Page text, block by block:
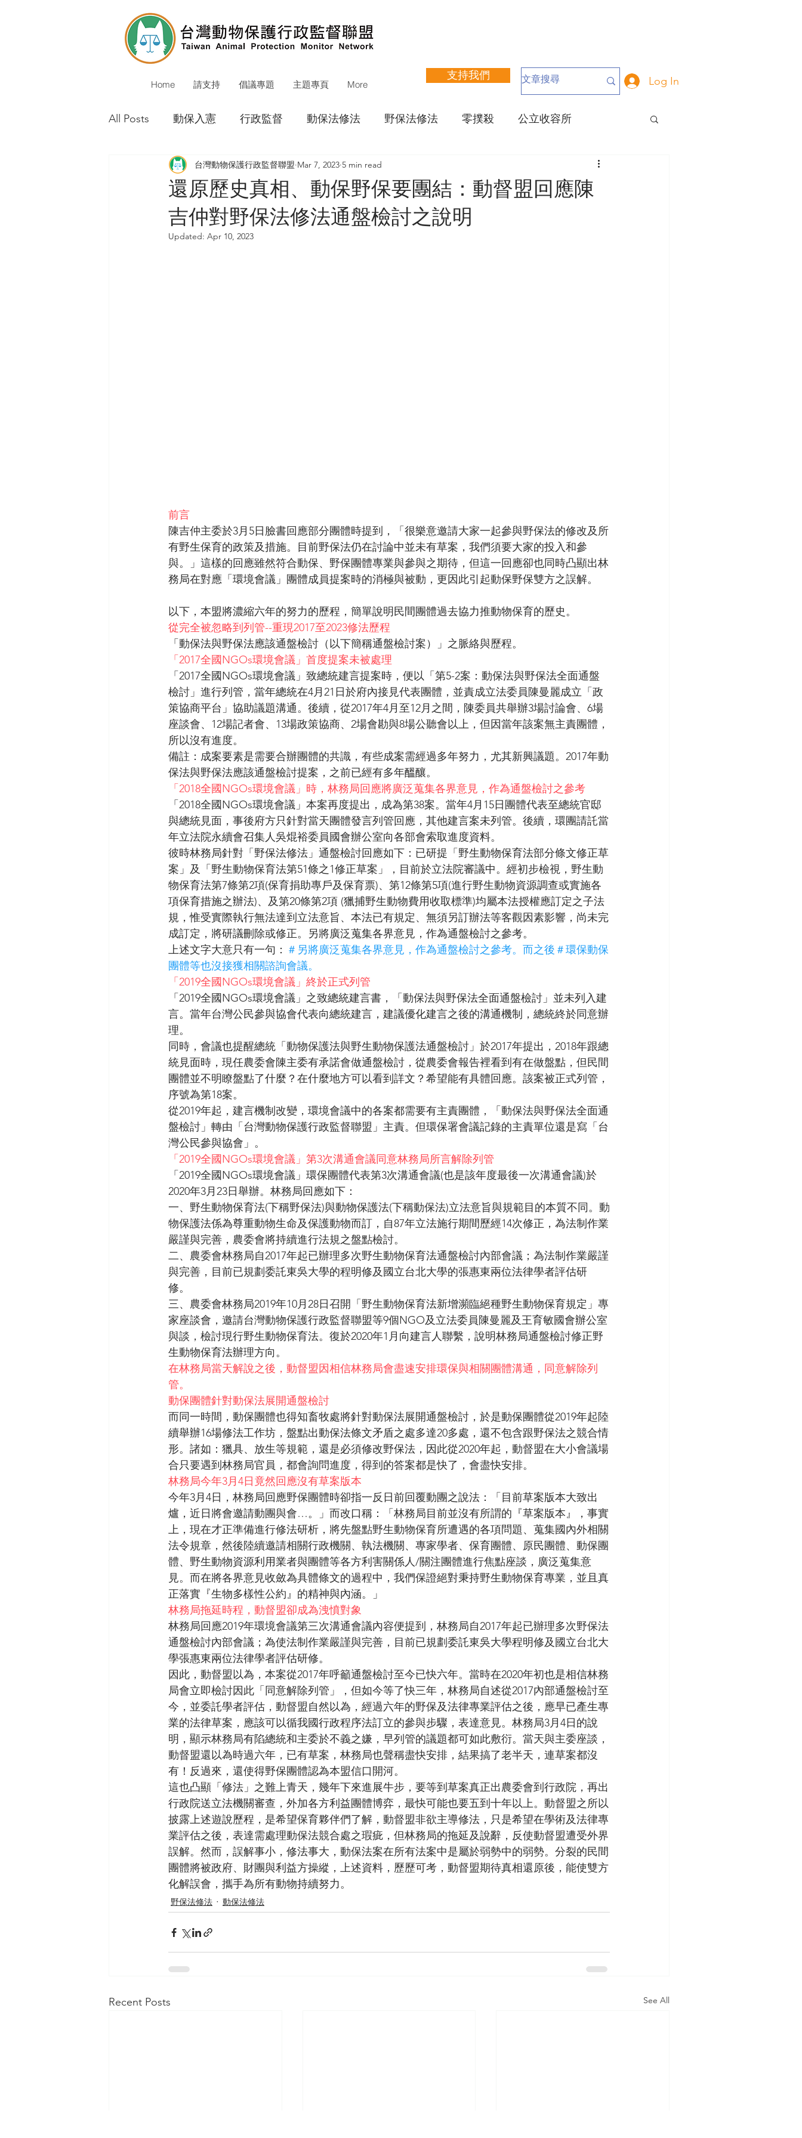
Home 請支持 倡議專題 主題專頁 More
支持我們 Log In
All Posts 動保入憲 行政監督 動保法修法 野保法修法 零撲殺 公立收容所
動保警察 校犬貓 公立收容所網站評鑑 寵物狗公園 動保里長
環境會議 動物保護立法運動聯盟 其他議題 捐款徵信 財務報告
還原歷史真相、動保野保要團結：動督盟回應陳
吉仲對野保法修法通盤檢討之說明
台灣動物保護行政監督聯盟 Mar 7, 2023 5 min read
Updated: Apr 10, 2023
前言
陳吉仲主委於3月5日臉書回應部分團體時提到，「很樂意邀請大家一起參與野保法的修改及所
有野生保育的政策及措施。目前野保法仍在討論中並未有草案，我們須要大家的投入和參
與。」這樣的回應雖然符合動保、野保團體專業與參與之期待，但這一回應卻也同時凸顯出林
務局在對應「環境會議」團體成員提案時的消極與被動，更因此引起動保野保雙方之誤解。
以下，本盟將濃縮六年的努力的歷程，簡單說明民間團體過去協力推動物保育的歷史。
從完全被忽略到列管--重現2017至2023修法歷程
「動保法與野保法應該通盤檢討（以下簡稱通盤檢討案）」之脈絡與歷程。
「2017全國NGOs環境會議」首度提案未被處理
「2017全國NGOs環境會議」致總統建言提案時，便以「第5-2案：動保法與野保法全面通盤
檢討」進行列管，當年總統在4月21日於府內接見代表團體，並責成立法委員陳曼麗成立「政
策協商平台」協助議題溝通。後續，從2017年4月至12月之間，陳委員共舉辦3場討論會、6場
座談會、12場記者會、13場政策協商、2場會勘與8場公聽會以上，但因當年該案無主責團體，
所以沒有進度。
備註：成案要素是需要合辦團體的共識，有些成案需經過多年努力，尤其新興議題。2017年動
保法與野保法應該通盤檢討提案，之前已經有多年醞釀。
「2018全國NGOs環境會議」時，林務局回應將廣泛蒐集各界意見，作為通盤檢討之參考
「2018全國NGOs環境會議」本案再度提出，成為第38案。當年4月15日團體代表至總統官邸
與總統見面，事後府方只針對當天團體發言列管回應，其他建言案未列管。後續，環團請託當
年立法院永續會召集人吳焜裕委員國會辦公室向各部會索取進度資料。
彼時林務局針對「野保法修法」通盤檢討回應如下：已研提「野生動物保育法部分條文修正草
案」及「野生動物保育法第51條之1修正草案」，目前於立法院審議中。經初步檢視，野生動
物保育法第7條第2項(保育捐助專戶及保育票)、第12條第5項(進行野生動物資源調查或實施各
項保育措施之辦法)、及第20條第2項 (獵捕野生動物費用收取標準)均屬本法授權應訂定之子法
規，惟受實際執行無法達到立法意旨、本法已有規定、無須另訂辦法等客觀因素影響，尚未完
成訂定，將研議刪除或修正。另將廣泛蒐集各界意見，作為通盤檢討之參考。
上述文字大意只有一句： ＃另將廣泛蒐集各界意見，作為通盤檢討之參考。而之後＃環保動保
團體等也沒接獲相關諮詢會議。
「2019全國NGOs環境會議」終於正式列管
「2019全國NGOs環境會議」之致總統建言書，「動保法與野保法全面通盤檢討」並未列入建
言。當年台灣公民參與協會代表向總統建言，建議優化建言之後的溝通機制，總統終於同意辦
理。
同時，會議也提醒總統「動物保護法與野生動物保護法通盤檢討」於2017年提出，2018年跟總
統見面時，現任農委會陳主委有承諾會做通盤檢討，從農委會報告裡看到有在做盤點，但民間
團體並不明瞭盤點了什麼？在什麼地方可以看到詳文？希望能有具體回應。該案被正式列管，
序號為第18案。
從2019年起，建言機制改變，環境會議中的各案都需要有主責團體，「動保法與野保法全面通
盤檢討」轉由「台灣動物保護行政監督聯盟」主責。但環保署會議記錄的主責單位還是寫「台
灣公民參與協會」。
「2019全國NGOs環境會議」第3次溝通會議同意林務局所言解除列管
「2019全國NGOs環境會議」環保團體代表第3次溝通會議(也是該年度最後一次溝通會議)於
2020年3月23日舉辦。林務局回應如下：
一、野生動物保育法(下稱野保法)與動物保護法(下稱動保法)立法意旨與規範目的本質不同。動
物保護法係為尊重動物生命及保護動物而訂，自87年立法施行期間歷經14次修正，為法制作業
嚴謹與完善，農委會將持續進行法規之盤點檢討。
二、農委會林務局自2017年起已辦理多次野生動物保育法通盤檢討內部會議；為法制作業嚴謹
與完善，目前已規劃委託東吳大學的程明修及國立台北大學的張惠東兩位法律學者評估研
修。
三、農委會林務局2019年10月28日召開「野生動物保育法新增瀕臨絕種野生動物保育規定」專
家座談會，邀請台灣動物保護行政監督聯盟等9個NGO及立法委員陳曼麗及王育敏國會辦公室
與談，檢討現行野生動物保育法。復於2020年1月向建言人聯繫，說明林務局通盤檢討修正野
生動物保育法辦理方向。
在林務局當天解說之後，動督盟因相信林務局會盡速安排環保與相關團體溝通，同意解除列
管。
動保團體針對動保法展開通盤檢討
而同一時間，動保團體也得知畜牧處將針對動保法展開通盤檢討，於是動保團體從2019年起陸
續舉辦16場修法工作坊，盤點出動保法條文矛盾之處多達20多處，還不包含跟野保法之競合情
形。諸如：獵具、放生等規範，還是必須修改野保法，因此從2020年起，動督盟在大小會議場
合只要遇到林務局官員，都會詢問進度，得到的答案都是快了，會盡快安排。
林務局今年3月4日竟然回應沒有草案版本
今年3月4日，林務局回應野保團體時卻指一反日前回覆動團之說法：「目前草案版本大致出
爐，近日將會邀請動團與會…。」而改口稱：「林務局目前並沒有所謂的『草案版本』，事實
上，現在才正準備進行修法研析，將先盤點野生動物保育所遭遇的各項問題、蒐集國內外相關
法令規章，然後陸續邀請相關行政機關、執法機關、專家學者、保育團體、原民團體、動保團
體、野生動物資源利用業者與團體等各方利害關係人/關注團體進行焦點座談，廣泛蒐集意
見。而在將各界意見收斂為具體條文的過程中，我們保證絕對秉持野生動物保育專業，並且真
正落實『生物多樣性公約』的精神與內涵。」
林務局拖延時程，動督盟卻成為洩憤對象
林務局回應2019年環境會議第三次溝通會議內容便提到，林務局自2017年起已辦理多次野保法
通盤檢討內部會議；為使法制作業嚴謹與完善，目前已規劃委託東吳大學程明修及國立台北大
學張惠東兩位法律學者評估研修。
因此，動督盟以為，本案從2017年呼籲通盤檢討至今已快六年。當時在2020年初也是相信林務
局會立即檢討因此「同意解除列管」，但如今等了快三年，林務局自述從2017內部通盤檢討至
今，並委託學者評估，動督盟自然以為，經過六年的野保及法律專業評估之後，應早已產生專
業的法律草案，應該可以循我國行政程序法訂立的參與步驟，表達意見。林務局3月4日的說
明，顯示林務局有陷總統和主委於不義之嫌，早列管的議題都可如此敷衍。當天與主委座談，
動督盟還以為時過六年，已有草案，林務局也聲稱盡快安排，結果搞了老半天，連草案都沒
有！反過來，還使得野保團體認為本盟信口開河。
這也凸顯「修法」之難上青天，幾年下來進展牛步，要等到草案真正出農委會到行政院，再出
行政院送立法機關審查，外加各方利益團體博弈，最快可能也要五到十年以上。動督盟之所以
披露上述遊說歷程，是希望保育夥伴們了解，動督盟非欲主導修法，只是希望在學術及法律專
業評估之後，表達需處理動保法競合處之瑕疵，但林務局的拖延及說辭，反使動督盟遭受外界
誤解。然而，誤解事小，修法事大，動保法案在所有法案中是屬於弱勢中的弱勢。分裂的民間
團體將被政府、財團與利益方操縱，上述資料，歷歷可考，動督盟期待真相還原後，能使雙方
化解誤會，攜手為所有動物持續努力。
野保法修法 動保法修法
Recent Posts See All